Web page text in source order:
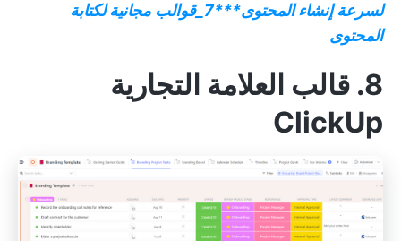
لسرعة إنشاء المحتوى***
7_قوالب مجانية لكتابة
المحتوى
8. قالب العلامة التجارية
ClickUp